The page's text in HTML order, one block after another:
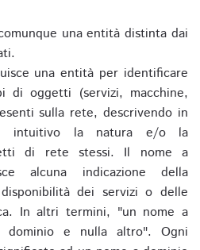
una entità distinta dai
una entità per identificare
di oggetti (servizi, macchine,
sulla rete, descrivendo in
intuitivo la natura e/o la
di rete stessi. Il nome a
alcuna indicazione della
dei servizi o delle
In altri termini, "un nome a
e nulla altro". Ogni